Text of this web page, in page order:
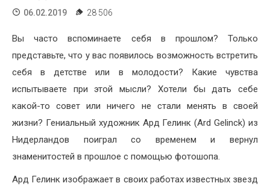
Жизнь
Хобби
Красота
Недвижимость
06.02.2019 28 506
Вы часто вспоминаете себя в прошлом? Только
представьте, что у вас появилось возможность встретить
себя в детстве или в молодости? Какие чувства
испытываете при этой мысли? Хотели бы дать себе
какой-то совет или ничего не стали менять в своей
жизни? Гениальный художник Ард Гелинк (Ard Gelinck) из
Нидерландов поиграл со временем и вернул
знаменитостей в прошлое с помощью фотошопа.
Ард Гелинк изображает в своих работах известных звезд